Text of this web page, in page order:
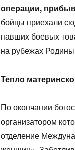
операции,
бойцы приехали
павших боевых
на рубежах
Тепло
По окончании
организатором
отделение